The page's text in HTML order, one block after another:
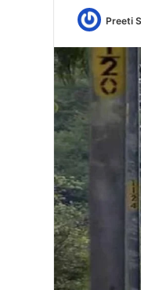
Preeti